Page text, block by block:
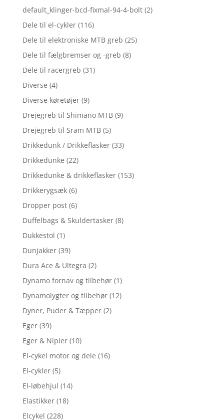
default_klinger-bcd-fixmal-94-4-bolt (2)
Dele til el-cykler (116)
Dele til elektroniske MTB greb (25)
Dele til fælgbremser og -greb (8)
Dele til racergreb (31)
Diverse (4)
Diverse køretøjer (9)
Drejegreb til Shimano MTB (9)
Drejegreb til Sram MTB (5)
Drikkedunk / Drikkeflasker (33)
Drikkedunke (22)
Drikkedunke & drikkeflasker (153)
Drikkerygsæk (6)
Dropper post (6)
Duffelbags & Skuldertasker (8)
Dukkestol (1)
Dunjakker (39)
Dura Ace & Ultegra (2)
Dynamo fornav og tilbehør (1)
Dynamolygter og tilbehør (12)
Dyner, Puder & Tæpper (2)
Eger (39)
Eger & Nipler (10)
El-cykel motor og dele (16)
El-cykler (5)
El-løbehjul (14)
Elastikker (18)
Elcykel (228)